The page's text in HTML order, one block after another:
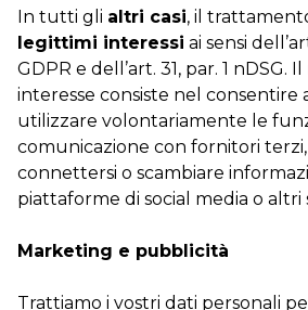
In tutti gli altri casi, il
legittimi interessi ai sensi
GDPR e dell’art. 31, par. 1 nDSG.
interesse consiste nel consentire
utilizzare volontariamente le
comunicazione con fornitori
connettersi o scambiare
piattaforme di social media o altri
Marketing e pubblicità
Trattiamo i vostri dati personali